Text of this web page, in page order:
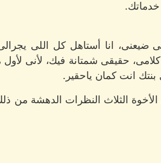
خدماتك.
ضيعنى، انا أستاهل كل اللى
حقيقى شمتانة فيك، لأنى لأول
انت كمان ياحقير.
الثلاث النظرات الدهشة من